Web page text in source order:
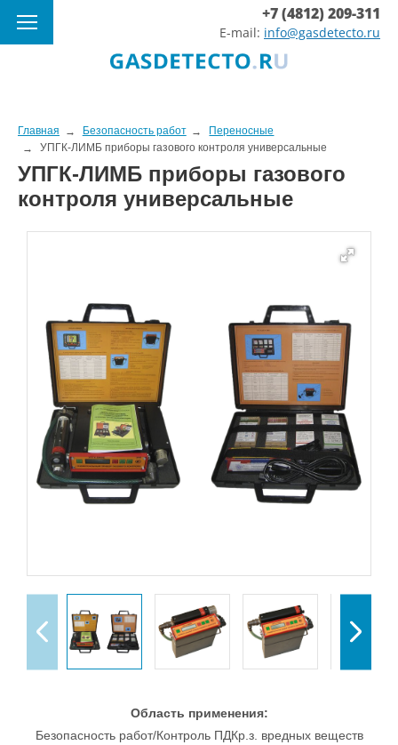
+7 (4812) 209-311
E-mail: info@gasdetecto.ru
Главная Безопасность работ
Переносные
УПГК-ЛИМБ приборы газового контроля универсальные
УПГК-ЛИМБ приборы газового
контроля универсальные
Область применения:
Безопасность работ/Контроль ПДКр.з. вредных веществ